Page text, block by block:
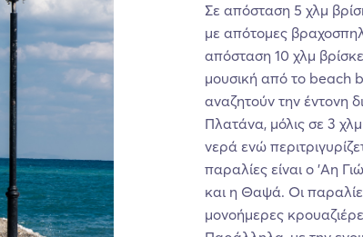
Σε απόσταση 5 χλμ
με απότομες
απόσταση 10 χλμ
μουσική από το beach
αναζητούν την έντονη
Πλατάνα, μόλις σε 3
νερά ενώ
παραλίες είναι ο ’Αη
και η Θαψά. Οι
μονοήμερες